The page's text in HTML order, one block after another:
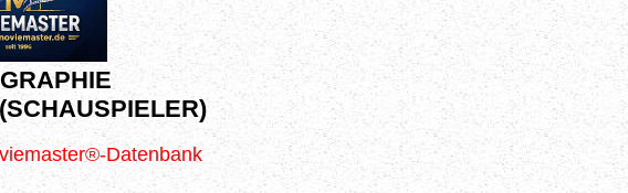
Datenbank